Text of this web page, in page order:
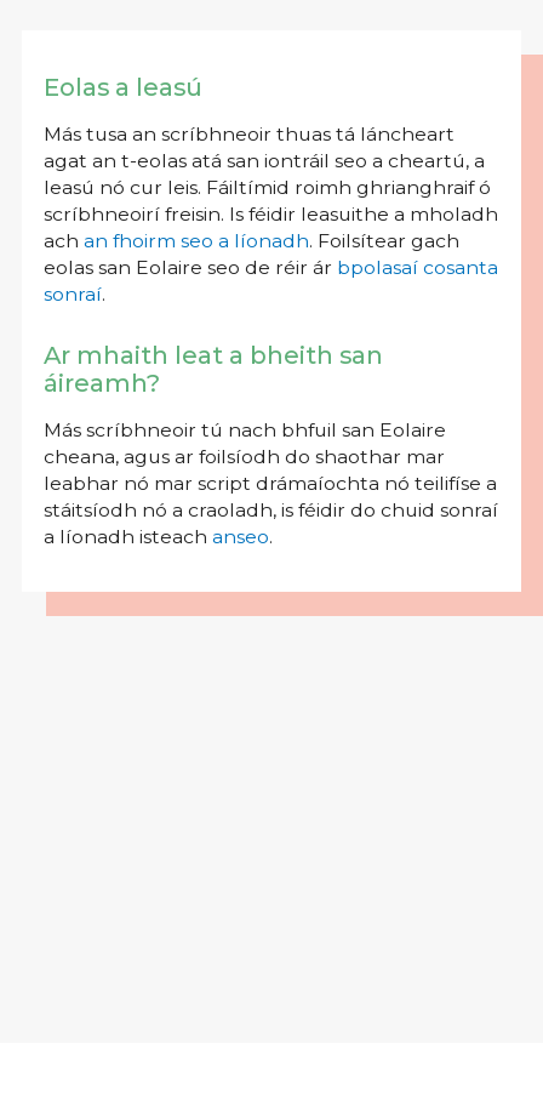
Eolas a leasú
Más tusa an scríbhneoir thuas tá láncheart
agat an t-eolas atá san iontráil seo a cheartú, a
leasú nó cur leis. Fáiltímid roimh ghrianghraif ó
scríbhneoirí freisin. Is féidir leasuithe a mholadh
ach an fhoirm seo a líonadh. Foilsítear gach
eolas san Eolaire seo de réir ár bpolasaí cosanta
sonraí.
Ar mhaith leat a bheith san
áireamh?
Más scríbhneoir tú nach bhfuil san Eolaire
cheana, agus ar foilsíodh do shaothar mar
leabhar nó mar script drámaíochta nó teilifíse a
stáitsíodh nó a craoladh, is féidir do chuid sonraí
a líonadh isteach anseo.